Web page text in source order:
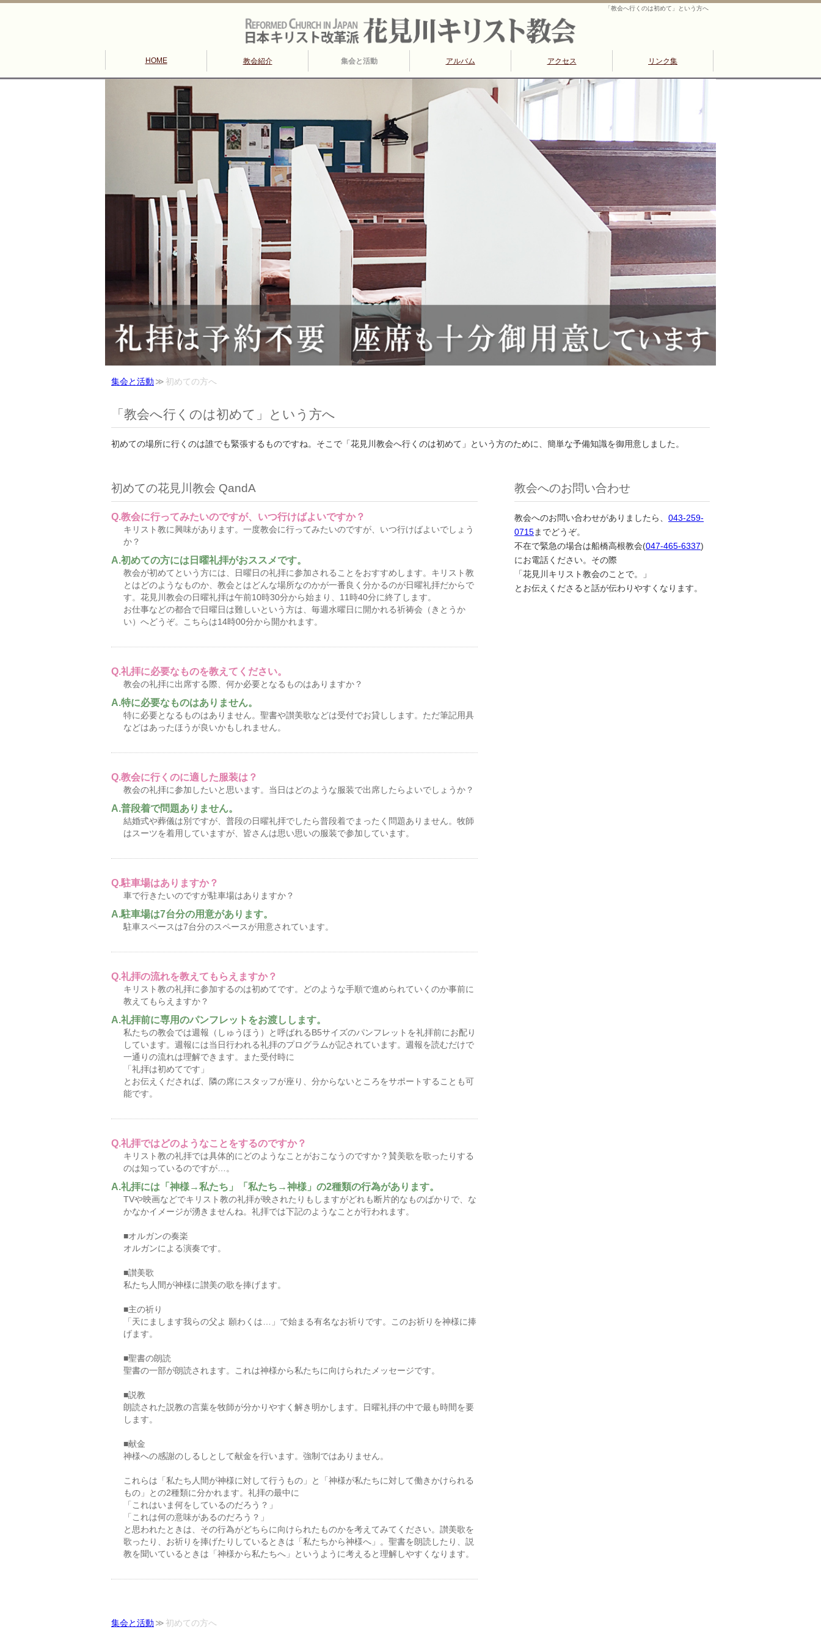
「教会へ行くのは初めて」という方へ
HOME 教会紹介 集会と活動 アルバム アクセス リンク集
集会と活動 初めての方へ
「教会へ行くのは初めて」という方へ
初めての場所に行くのは誰でも緊張するものですね。そこで「花見川教会へ行くのは初めて」という方のために、簡単な予備知識を御用意しました。
初めての花見川教会 QandA
教会に行ってみたいのですが、いつ行けばよいですか？
キリスト教に興味があります。一度教会に行ってみたいのですが、いつ行けばよいでしょう
か？
初めての方には日曜礼拝がおススメです。
教会が初めてという方には、日曜日の礼拝に参加されることをおすすめします。キリスト教
とはどのようなものか、教会とはどんな場所なのかが一番良く分かるのが日曜礼拝だからで
す。花見川教会の日曜礼拝は午前10時30分から始まり、11時40分に終了します。
お仕事などの都合で日曜日は難しいという方は、毎週水曜日に開かれる祈祷会（きとうか
い）へどうぞ。こちらは14時00分から開かれます。
礼拝に必要なものを教えてください。
教会の礼拝に出席する際、何か必要となるものはありますか？
特に必要なものはありません。
特に必要となるものはありません。聖書や讃美歌などは受付でお貸しします。ただ筆記用具
などはあったほうが良いかもしれません。
教会に行くのに適した服装は？
教会の礼拝に参加したいと思います。当日はどのような服装で出席したらよいでしょうか？
普段着で問題ありません。
結婚式や葬儀は別ですが、普段の日曜礼拝でしたら普段着でまったく問題ありません。牧師
はスーツを着用していますが、皆さんは思い思いの服装で参加しています。
駐車場はありますか？
車で行きたいのですが駐車場はありますか？
駐車場は7台分の用意があります。
駐車スペースは7台分のスペースが用意されています。
礼拝の流れを教えてもらえますか？
キリスト教の礼拝に参加するのは初めてです。どのような手順で進められていくのか事前に
教えてもらえますか？
礼拝前に専用のパンフレットをお渡しします。
私たちの教会では週報（しゅうほう）と呼ばれるB5サイズのパンフレットを礼拝前にお配り
しています。週報には当日行われる礼拝のプログラムが記されています。週報を読むだけで
一通りの流れは理解できます。また受付時に
「礼拝は初めてです」
とお伝えくだされば、隣の席にスタッフが座り、分からないところをサポートすることも可
能です。
礼拝ではどのようなことをするのですか？
キリスト教の礼拝では具体的にどのようなことがおこなうのですか？賛美歌を歌ったりする
のは知っているのですが…。
礼拝には「神様→私たち」「私たち→神様」の2種類の行為があります。
TVや映画などでキリスト教の礼拝が映されたりもしますがどれも断片的なものばかりで、な
かなかイメージが湧きませんね。礼拝では下記のようなことが行われます。
■オルガンの奏楽
オルガンによる演奏です。
■讃美歌
私たち人間が神様に讃美の歌を捧げます。
■主の祈り
「天にまします我らの父よ 願わくは…」で始まる有名なお祈りです。このお祈りを神様に捧
げます。
■聖書の朗読
聖書の一部が朗読されます。これは神様から私たちに向けられたメッセージです。
■説教
朗読された説教の言葉を牧師が分かりやすく解き明かします。日曜礼拝の中で最も時間を要
します。
■献金
神様への感謝のしるしとして献金を行います。強制ではありません。
これらは「私たち人間が神様に対して行うもの」と「神様が私たちに対して働きかけられる
もの」との2種類に分かれます。礼拝の最中に
「これはいま何をしているのだろう？」
「これは何の意味があるのだろう？」
と思われたときは、その行為がどちらに向けられたものかを考えてみてください。讃美歌を
歌ったり、お祈りを捧げたりしているときは「私たちから神様へ」。聖書を朗読したり、説
教を聞いているときは「神様から私たちへ」というように考えると理解しやすくなります。
教会へのお問い合わせ
教会へのお問い合わせがありましたら、 043-259-
0715までどうぞ。
不在で緊急の場合は船橋高根教会(047-465-6337)
にお電話ください。その際
「花見川キリスト教会のことで。」
とお伝えくださると話が伝わりやすくなります。
集会と活動 初めての方へ